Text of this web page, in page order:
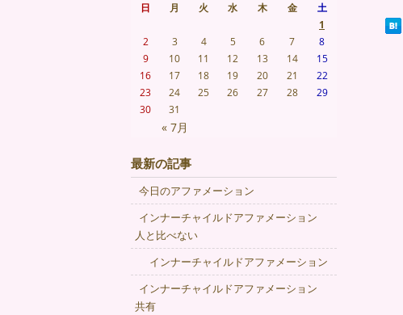
日 月 火 水 木 金 土
« 7月
1
2
3 4 5 6 7
8
9
10 11 12 13 14
15
16
17 18 19 20 21
22
23
24 25 26 27 28
29
30
31
最新の記事
今日のアファメーション
インナーチャイルドアファメーション
人と比べない
インナーチャイルドアファメーション
インナーチャイルドアファメーション
共有